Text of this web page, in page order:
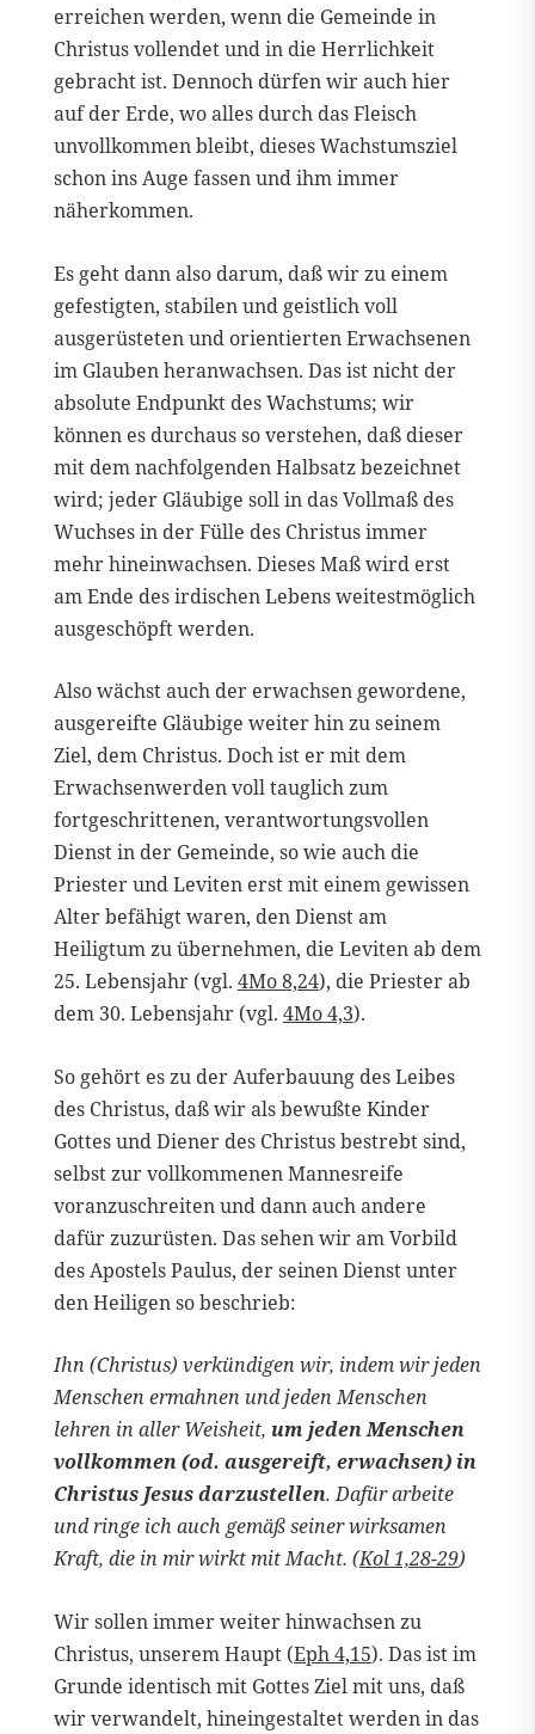
erreichen werden, wenn die Gemeinde in
Christus vollendet und in die Herrlichkeit
gebracht ist. Dennoch dürfen wir auch hier
auf der Erde, wo alles durch das Fleisch
unvollkommen bleibt, dieses Wachstumsziel
schon ins Auge fassen und ihm immer
näherkommen.
Es geht dann also darum, daß wir zu einem
gefestigten, stabilen und geistlich voll
ausgerüsteten und orientierten Erwachsenen
im Glauben heranwachsen. Das ist nicht der
absolute Endpunkt des Wachstums; wir
können es durchaus so verstehen, daß dieser
mit dem nachfolgenden Halbsatz bezeichnet
wird; jeder Gläubige soll in das Vollmaß des
Wuchses in der Fülle des Christus immer
mehr hineinwachsen. Dieses Maß wird erst
am Ende des irdischen Lebens weitestmöglich
ausgeschöpft werden.
Also wächst auch der erwachsen gewordene,
ausgereifte Gläubige weiter hin zu seinem
Ziel, dem Christus. Doch ist er mit dem
Erwachsenwerden voll tauglich zum
fortgeschrittenen, verantwortungsvollen
Dienst in der Gemeinde, so wie auch die
Priester und Leviten erst mit einem gewissen
Alter befähigt waren, den Dienst am
Heiligtum zu übernehmen, die Leviten ab dem
25. Lebensjahr (vgl. 4Mo 8,24), die Priester ab
dem 30. Lebensjahr (vgl. 4Mo 4,3).
So gehört es zu der Auferbauung des Leibes
des Christus, daß wir als bewußte Kinder
Gottes und Diener des Christus bestrebt sind,
selbst zur vollkommenen Mannesreife
voranzuschreiten und dann auch andere
dafür zuzurüsten. Das sehen wir am Vorbild
des Apostels Paulus, der seinen Dienst unter
den Heiligen so beschrieb:
Ihn (Christus) verkündigen wir, indem wir jeden
Menschen ermahnen und jeden Menschen
lehren in aller Weisheit, um jeden Menschen
vollkommen (od. ausgereift, erwachsen) in
Christus Jesus darzustellen. Dafür arbeite
und ringe ich auch gemäß seiner wirksamen
Kraft, die in mir wirkt mit Macht. (Kol 1,28-29)
Wir sollen immer weiter hinwachsen zu
Christus, unserem Haupt (Eph 4,15). Das ist im
Grunde identisch mit Gottes Ziel mit uns, daß
wir verwandelt, hineingestaltet werden in das